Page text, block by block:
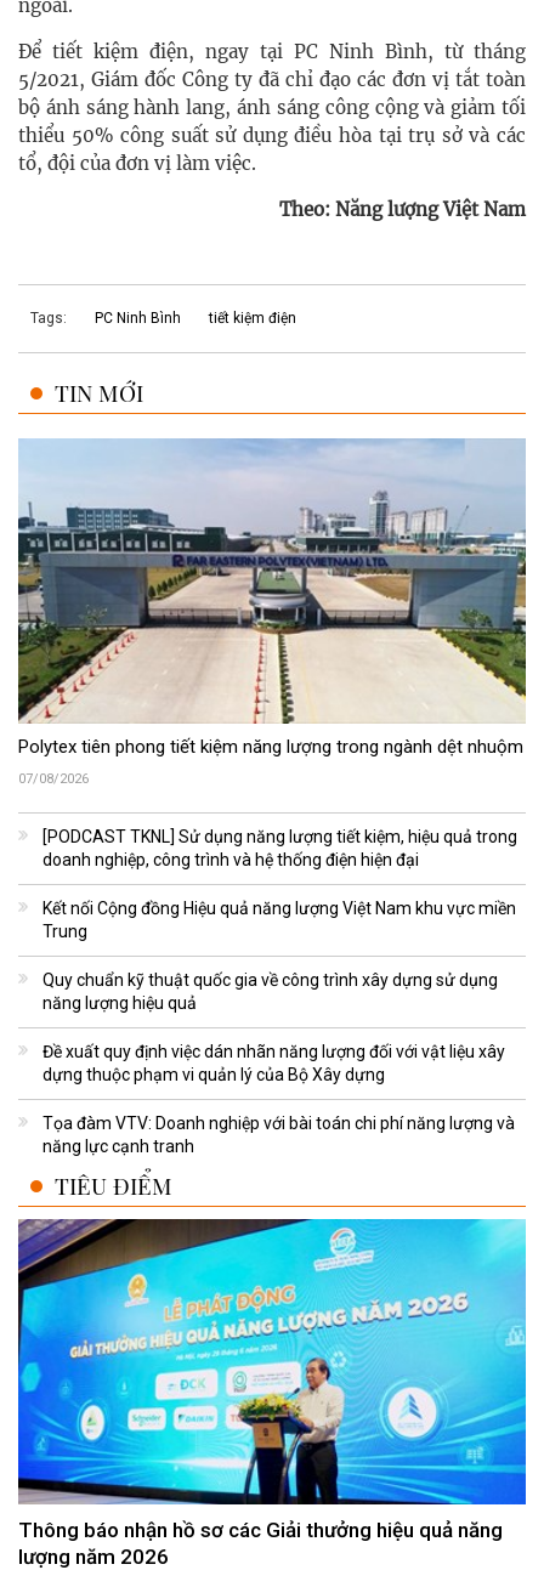
ngoài.
Để tiết kiệm điện, ngay tại PC Ninh Bình, từ tháng
5/2021, Giám đốc Công ty đã chỉ đạo các đơn vị tắt toàn
bộ ánh sáng hành lang, ánh sáng công cộng và giảm tối
thiểu 50% công suất sử dụng điều hòa tại trụ sở và các
tổ, đội của đơn vị làm việc.
Theo: Năng lượng Việt Nam
Tags: PC Ninh Bình tiết kiệm điện
TIN MỚI
Polytex tiên phong tiết kiệm năng lượng trong ngành dệt nhuộm
07/08/2026
[PODCAST TKNL] Sử dụng năng lượng tiết kiệm, hiệu quả trong
doanh nghiệp, công trình và hệ thống điện hiện đại
Kết nối Cộng đồng Hiệu quả năng lượng Việt Nam khu vực miền
Trung
Quy chuẩn kỹ thuật quốc gia về công trình xây dựng sử dụng
năng lượng hiệu quả
Đề xuất quy định việc dán nhãn năng lượng đối với vật liệu xây
dựng thuộc phạm vi quản lý của Bộ Xây dựng
Tọa đàm VTV: Doanh nghiệp với bài toán chi phí năng lượng và
năng lực cạnh tranh
TIÊU ĐIỂM
Thông báo nhận hồ sơ các Giải thưởng hiệu quả năng
lượng năm 2026